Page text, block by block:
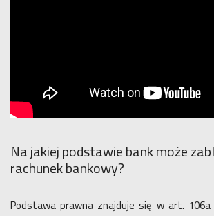
Na jakiej podstawie bank może
rachunek bankowy?
Podstawa prawna znajduje się w art. 106a